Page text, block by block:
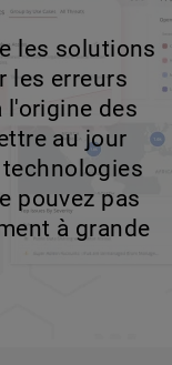
Les
votre
les solutions
les erreurs
des
au jour
technologies
pouvez pas
à grande
opérations
en gérant
votre
interruption.
sur
l'IA à tous
et une